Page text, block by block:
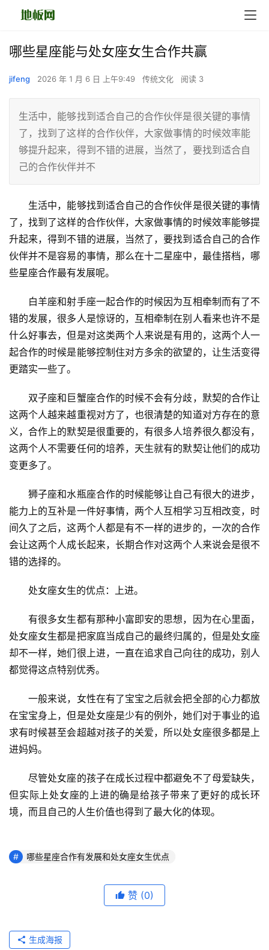
哪些星座能与处女座女生合作共赢
jifeng 2026 年 1 月 6 日 上午9:49 传统文化 阅读 3
生活中，能够找到适合自己的合作伙伴是很关键的事情
了，找到了这样的合作伙伴，大家做事情的时候效率能
够提升起来，得到不错的进展，当然了，要找到适合自
己的合作伙伴并不
生活中，能够找到适合自己的合作伙伴是很关键的事情
了，找到了这样的合作伙伴，大家做事情的时候效率能够提
升起来，得到不错的进展，当然了，要找到适合自己的合作
伙伴并不是容易的事情，那么在十二星座中，最佳搭档，哪
些星座合作最有发展呢。
白羊座和射手座一起合作的时候因为互相牵制而有了不
错的发展，很多人是惊讶的，互相牵制在别人看来也许不是
什么好事去，但是对这类两个人来说是有用的，这两个人一
起合作的时候是能够控制住对方多余的欲望的，让生活变得
更踏实一些了。
双子座和巨蟹座合作的时候不会有分歧，默契的合作让
这两个人越来越重视对方了，也很清楚的知道对方存在的意
义，合作上的默契是很重要的，有很多人培养很久都没有，
这两个人不需要任何的培养，天生就有的默契让他们的成功
变更多了。
狮子座和水瓶座合作的时候能够让自己有很大的进步，
能力上的互补是一件好事情，两个人互相学习互相改变，时
间久了之后，这两个人都是有不一样的进步的，一次的合作
会让这两个人成长起来，长期合作对这两个人来说会是很不
错的选择的。
处女座女生的优点：上进。
有很多女生都有那种小富即安的思想，因为在心里面，
处女座女生都是把家庭当成自己的最终归属的，但是处女座
却不一样，她们很上进，一直在追求自己向往的成功，别人
都觉得这点特别优秀。
一般来说，女性在有了宝宝之后就会把全部的心力都放
在宝宝身上，但是处女座是少有的例外，她们对于事业的追
求有时候甚至会超越对孩子的关爱，所以处女座很多都是上
进妈妈。
尽管处女座的孩子在成长过程中都避免不了母爱缺失，
但实际上处女座的上进的确是给孩子带来了更好的成长环
境，而且自己的人生价值也得到了最大化的体现。
哪些星座合作有发展和处女座女生优点
赞 (0)
生成海报